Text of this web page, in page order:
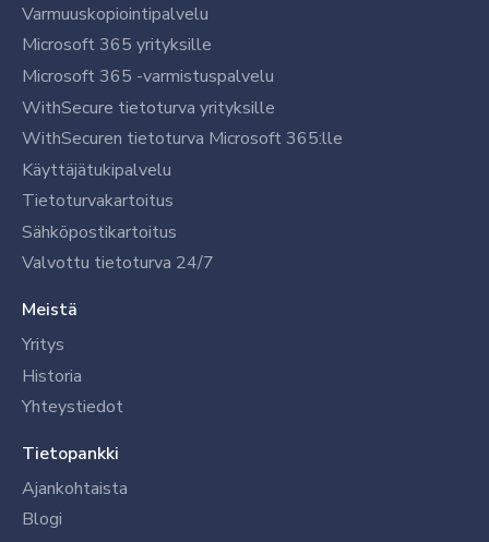
Varmuuskopiointipalvelu
Microsoft 365 yrityksille
Microsoft 365 -varmistuspalvelu
WithSecure tietoturva yrityksille
WithSecuren tietoturva Microsoft 365:lle
Käyttäjätukipalvelu
Tietoturvakartoitus
Sähköpostikartoitus
Valvottu tietoturva 24/7
Meistä
Yritys
Historia
Yhteystiedot
Tietopankki
Ajankohtaista
Blogi